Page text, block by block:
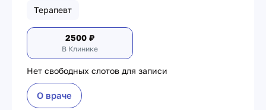
Терапевт
2500 ₽
В Клинике
Нет свободных слотов для записи
О враче